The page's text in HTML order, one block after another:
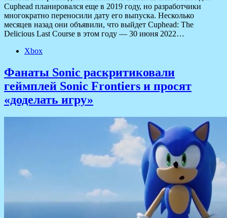
Cuphead планировался еще в 2019 году, но разработчики
многократно переносили дату его выпуска. Несколько
месяцев назад они объявили, что выйдет Cuphead: The
Delicious Last Course в этом году — 30 июня 2022…
Xbox
Фанаты Sonic раскритиковали
геймплей Sonic Frontiers и просят
«доделать игру»